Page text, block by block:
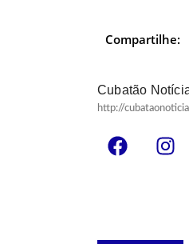
Compartilhe:
Cubatão
http://